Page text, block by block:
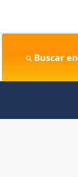
Buscar en